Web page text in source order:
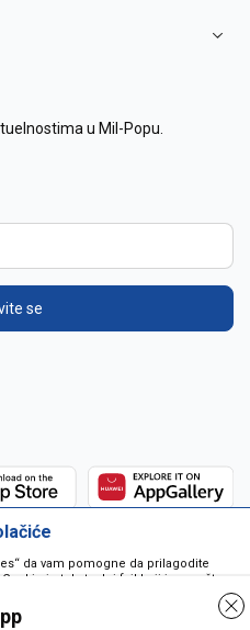
u Mil-Popu.
se
da vam pomogne da prilagodite
je tekstualni fajl koji je smešten
vašem računaru. Cookie-i su
biti pročitani od strane web servera